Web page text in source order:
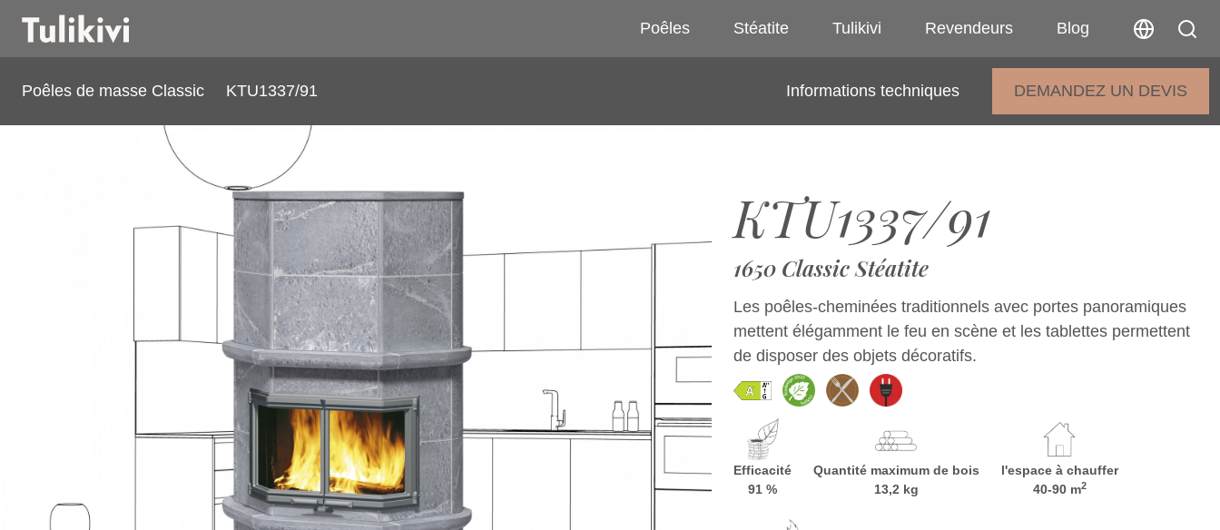
Poêles Stéatite Tulikivi Revendeurs Blog
Poêles de masse Classic KTU1337/91 Informations techniques DEMANDEZ UN DEVIS
KTU1337/91
KTU1337/91
1650 Classic Stéatite
Les poêles-cheminées traditionnels avec portes panoramiques
mettent élégamment le feu en scène et les tablettes permettent
de disposer des objets décoratifs.
Efficacité
91 %
Quantité maximum de bois
13,2 kg
l'espace à chauffer
40-90 m2